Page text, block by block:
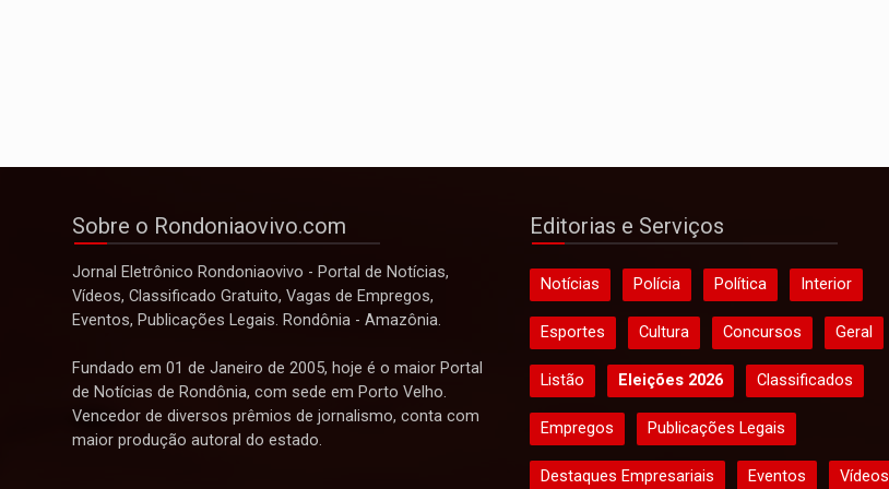
Sobre o Rondoniaovivo.com
Jornal Eletrônico Rondoniaovivo - Portal de Notícias,
Vídeos, Classificado Gratuito, Vagas de Empregos,
Eventos, Publicações Legais. Rondônia - Amazônia.
Fundado em 01 de Janeiro de 2005, hoje é o maior Portal
de Notícias de Rondônia, com sede em Porto Velho.
Vencedor de diversos prêmios de jornalismo, conta com
maior produção autoral do estado.
Editorias e Serviços
Notícias Polícia Política Interior
Esportes Cultura Concursos Geral
Listão Eleições 2026 Classificados
Empregos Publicações Legais
Destaques Empresariais Eventos Vídeos